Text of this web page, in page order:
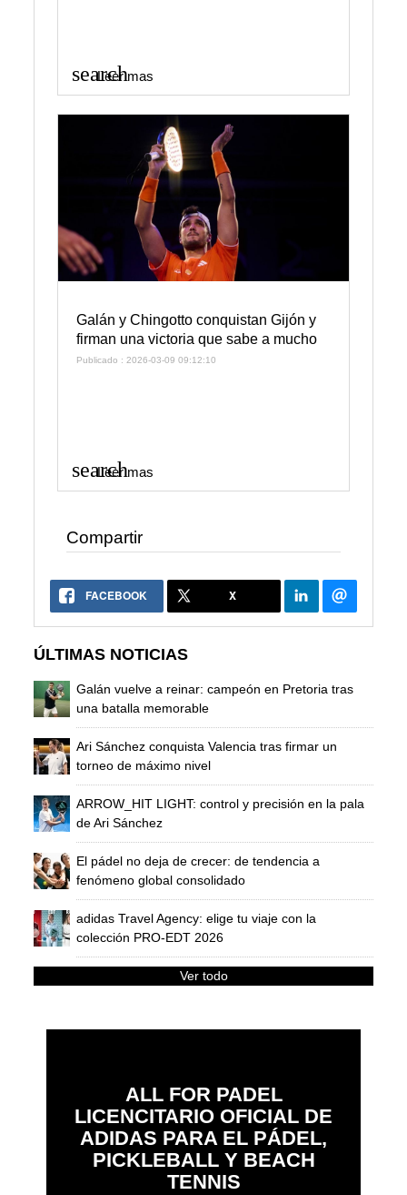
search
Leer mas
Galán y Chingotto conquistan Gijón y
firman una victoria que sabe a mucho
Publicado : 2026-03-09 09:12:10
search
Leer mas
Compartir
FACEBOOK X
ÚLTIMAS NOTICIAS
Galán vuelve a reinar: campeón en Pretoria tras
una batalla memorable
Ari Sánchez conquista Valencia tras firmar un
torneo de máximo nivel
ARROW_HIT LIGHT: control y precisión en la pala
de Ari Sánchez
El pádel no deja de crecer: de tendencia a
fenómeno global consolidado
adidas Travel Agency: elige tu viaje con la
colección PRO-EDT 2026
Ver todo
ALL FOR PADEL
LICENCITARIO OFICIAL DE
ADIDAS PARA EL PÁDEL,
PICKLEBALL Y BEACH
TENNIS